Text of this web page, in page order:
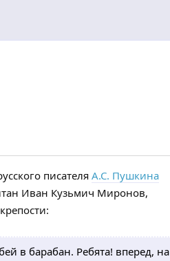
писателя А.С. Пушкина
Иван Кузьмич Миронов,
в барабан. Ребята! вперед, на